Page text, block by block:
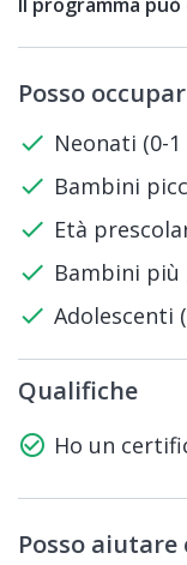
Posso
check Neonati (0-1
check Bambini
check Età
check Bambini più
check Adolescenti
Qualifiche
check_circle_outline Ho un
Posso aiutare